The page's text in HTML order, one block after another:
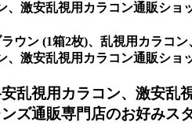
、激安乱視用カラコン通販ショ
ラウン (1箱2枚)、乱視用カラ
激安乱視用カラコン通販ショ
乱視用カラコン、激安
ズ通販専門店のお好みス